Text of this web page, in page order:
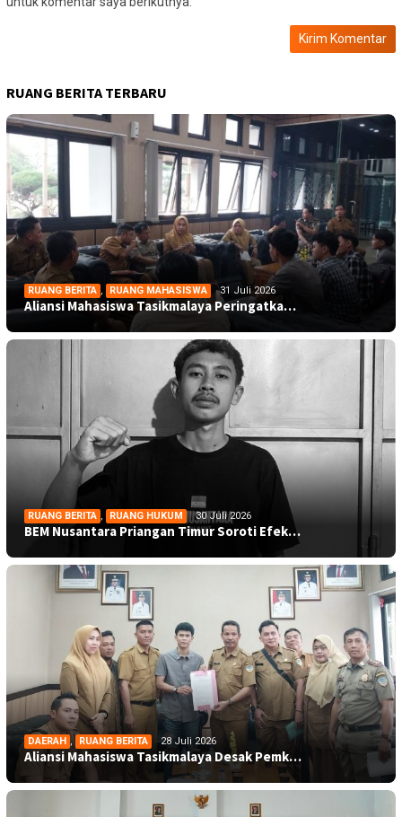
RUANG BERITA TERBARU
RUANG BERITA , RUANG MAHASISWA 31 Juli 2026
Aliansi Mahasiswa Tasikmalaya Peringatka…
RUANG BERITA , RUANG HUKUM 30 Juli 2026
BEM Nusantara Priangan Timur Soroti Efek…
DAERAH , RUANG BERITA 28 Juli 2026
Aliansi Mahasiswa Tasikmalaya Desak Pemk…